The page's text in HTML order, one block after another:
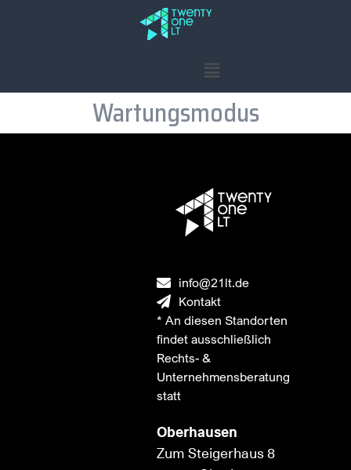
Wartungsmodus
info@21lt.de
Kontakt
* An diesen Standorten
findet ausschließlich
Rechts- &
Unternehmensberatung
statt
Oberhausen
Zum Steigerhaus 8